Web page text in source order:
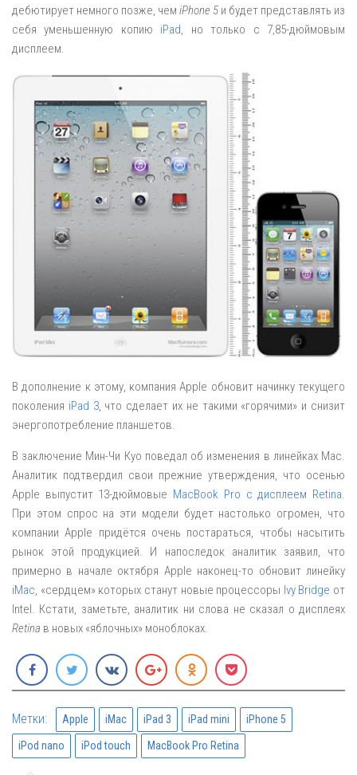
дебютирует немного позже, чем iPhone 5 и будет представлять из
себя уменьшенную копию iPad, но только с 7,85-дюймовым
дисплеем.
В дополнение к этому, компания Apple обновит начинку текущего
поколения iPad 3, что сделает их не такими «горячими» и снизит
энергопотребление планшетов.
В заключение Мин-Чи Куо поведал об изменения в линейках Mac.
Аналитик подтвердил свои прежние утверждения, что осенью
Apple выпустит 13-дюймовые MacBook Pro с дисплеем Retina
При этом спрос на эти модели будет настолько огромен, что
компании Apple придётся очень постараться, чтобы насытить
рынок этой продукцией. И напоследок аналитик заявил, что
примерно в начале октября Apple наконец-то обновит линейку
iMac , «сердцем» которых станут новые процессоры Ivy Bridge от
Intel. Кстати, заметьте, аналитик ни слова не сказал о дисплеях
Retina в новых «яблочных» моноблоках.
Метки: Apple iMac iPad 3 iPad mini iPhone 5
iPod nano iPod touch MacBook Pro Retina